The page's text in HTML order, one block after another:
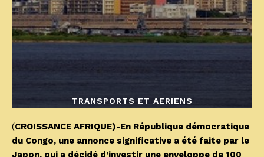
TRANSPORTS ET AERIENS
(CROISSANCE AFRIQUE)-En République démocratique
du Congo, une annonce significative a été faite par le
Japon, qui a décidé d’investir une enveloppe de 100